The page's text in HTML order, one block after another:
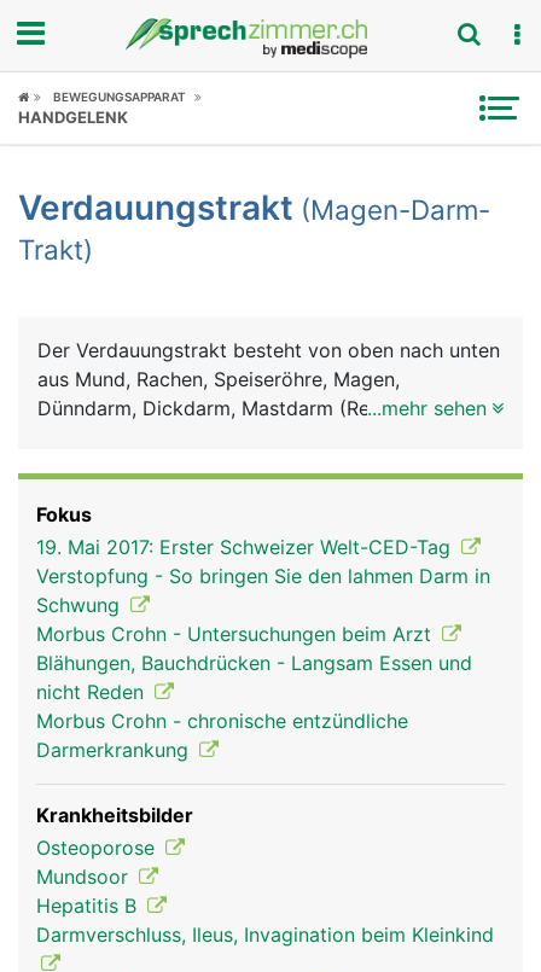
Fokus
Symptome
Ratgeber
BEWEGUNGSAPPARAT
HANDGELENK
Verdauungstrakt (Magen-Darm-
Trakt)
Der Verdauungstrakt besteht von oben nach unten
aus Mund, Rachen, Speiseröhre, Magen,
Dünndarm, Dickdarm, Mastdarm (Rektum) und
Zähnen zerkleinert und mit dem Sekret der
Speicheldrüsen vermischt. Der Speichel macht
feste Bissen gleitfähig und leitet die Verdauung
der zuckerhaltigen Lebensmittel (Kohlenhydrate)
ein. In Magen und Darm wird die Nahrung weiter
aufgespalten ("verdaut"). Dabei helfen die
Verdauungssäfte der Bauchspeicheldrüse und die
Galle aus der Leber. Wichtige Nährstoffe werden
vom Darm über die Schleimhaut ins Blut
aufgenommen und gelangen über die Pfortader in
die Leber, dem wichtigsten Stoffwechselorgan im
Körper, wo sie gespeichert und weiter verarbeitet
werden. Unverdauliche Nahrungsbestandteile
werden als Stuhl aus dem Körper ausgeschieden.
Der Darminhalt wird dabei durch kräftige,
wellenförmige Darmbewegungen (Peristaltik)
...mehr sehen
Fokus
19. Mai 2017: Erster Schweizer Welt-CED-Tag
Verstopfung - So bringen Sie den lahmen Darm in
Schwung
Morbus Crohn - Untersuchungen beim Arzt
Blähungen, Bauchdrücken - Langsam Essen und
nicht Reden
Morbus Crohn - chronische entzündliche
Darmerkrankung
Krankheitsbilder
Osteoporose
Mundsoor
Hepatitis B
Darmverschluss, Ileus, Invagination beim Kleinkind